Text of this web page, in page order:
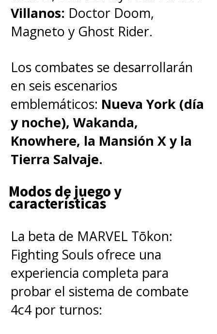
Villanos: Doctor Doom,
Magneto y Ghost Rider.
Los combates se desarrollarán
en seis escenarios
emblemáticos: Nueva York (día
y noche), Wakanda,
Knowhere, la Mansión X y la
Tierra Salvaje.
Modos de juego y
características
La beta de MARVEL Tōkon:
Fighting Souls ofrece una
experiencia completa para
probar el sistema de combate
4c4 por turnos: